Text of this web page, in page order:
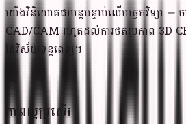
យើងវិនិយោគជាបន្តបន្ទាប់លើបច្ចេកវិទ្យា
CAD/CAM រហូតដល់ការថតរូបភាព 3D
នៃវិស័យទន្តពេទ្យ។
ភាពល្អប្រសើរ